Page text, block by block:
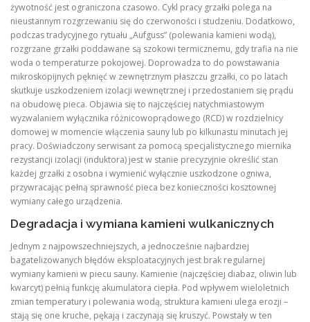
żywotność jest ograniczona czasowo. Cykl pracy grzałki polega na
nieustannym rozgrzewaniu się do czerwoności i studzeniu. Dodatkowo,
podczas tradycyjnego rytuału „Aufguss” (polewania kamieni wodą),
rozgrzane grzałki poddawane są szokowi termicznemu, gdy trafia na nie
woda o temperaturze pokojowej. Doprowadza to do powstawania
mikroskopijnych pęknięć w zewnętrznym płaszczu grzałki, co po latach
skutkuje uszkodzeniem izolacji wewnętrznej i przedostaniem się prądu
na obudowę pieca. Objawia się to najczęściej natychmiastowym
wyzwalaniem wyłącznika różnicowoprądowego (RCD) w rozdzielnicy
domowej w momencie włączenia sauny lub po kilkunastu minutach jej
pracy. Doświadczony serwisant za pomocą specjalistycznego miernika
rezystancji izolacji (induktora) jest w stanie precyzyjnie określić stan
każdej grzałki z osobna i wymienić wyłącznie uszkodzone ogniwa,
przywracając pełną sprawność pieca bez konieczności kosztownej
wymiany całego urządzenia.
Degradacja i wymiana kamieni wulkanicznych
Jednym z najpowszechniejszych, a jednocześnie najbardziej
bagatelizowanych błędów eksploatacyjnych jest brak regularnej
wymiany kamieni w piecu sauny. Kamienie (najczęściej diabaz, oliwin lub
kwarcyt) pełnią funkcję akumulatora ciepła. Pod wpływem wieloletnich
zmian temperatury i polewania wodą, struktura kamieni ulega erozji –
stają się one kruche, pękają i zaczynają się kruszyć. Powstały w ten